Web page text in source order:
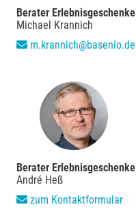
Berater Erlebnisgeschenke
Michael Krannich
m.krannich@basenio.de
Berater Erlebnisgeschenke
André Heß
zum Kontaktformular
Neumünster
Nidda
Nürnberg
Oberhavel
Odenwald